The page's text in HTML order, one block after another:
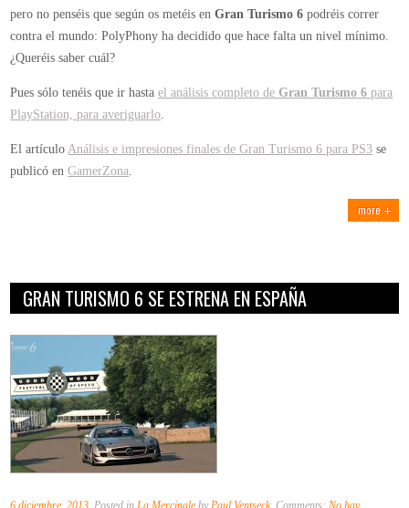
pero no penséis que según os metéis enGran Turismo 6 podréis correr
contra el mundo: PolyPhony ha decidido que hace falta un nivel mínimo.
¿Queréis saber cuál?
Pues sólo tenéis que ir hastael análisis completo deGran Turismo 6 para
PlayStation, para averiguarlo
El artículo Análisis e impresiones finales de Gran Turismo 6 para PS3 se
publicó enGamerZona
more
GRAN TURISMO 6 SE ESTRENA EN ESPAÑA
6 diciembre, 2013 , Posted in La Mercinale by Paul Ventseck, Comments: No hay